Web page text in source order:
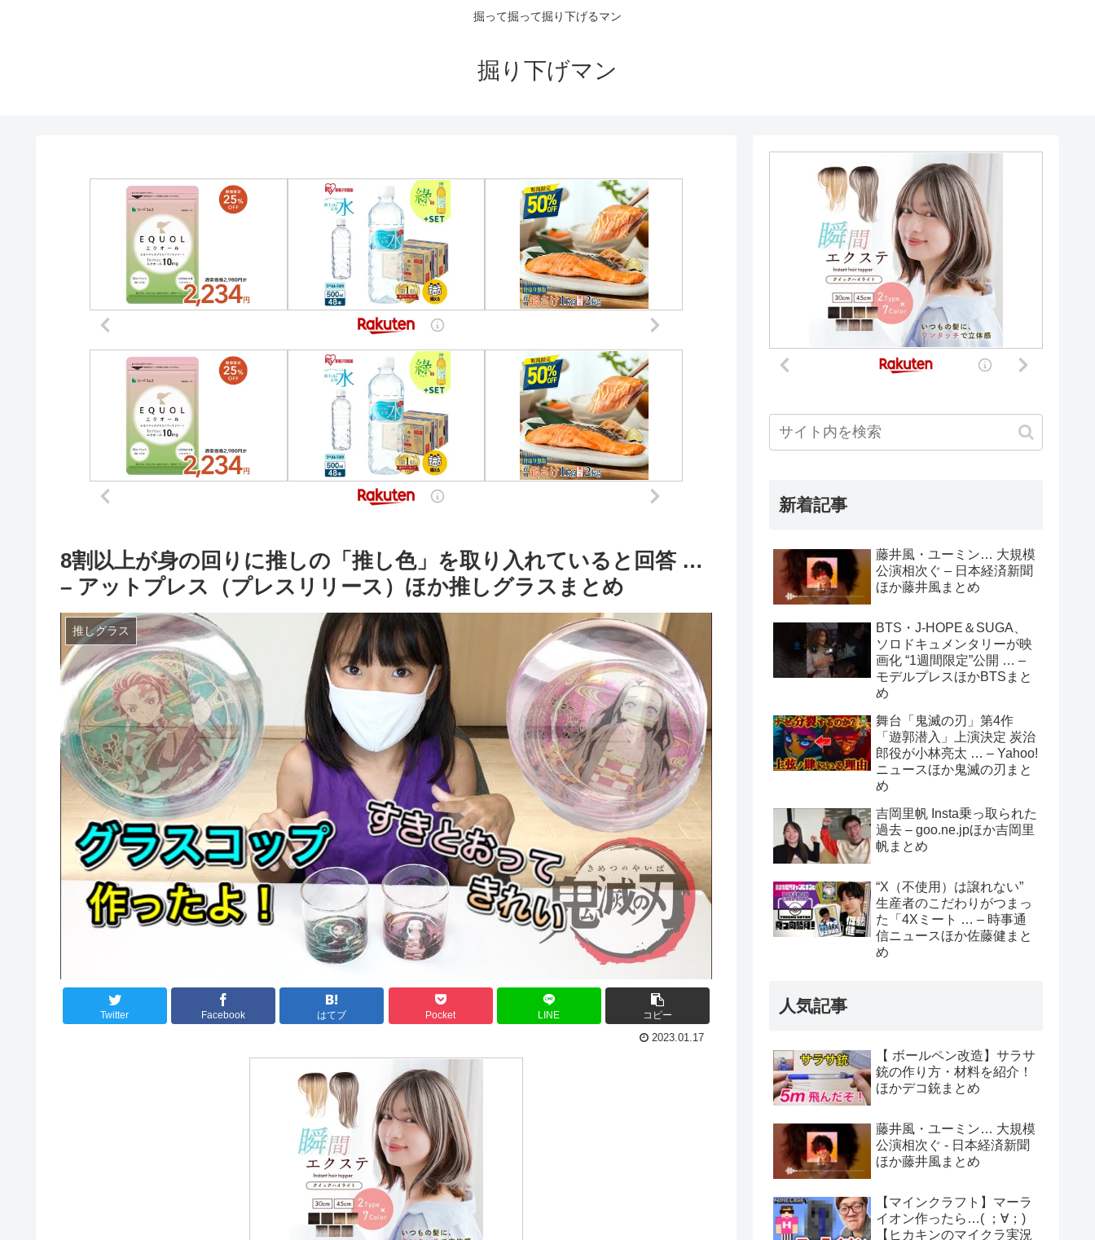
掘って掘って掘り下げるマン
掘り下げマン
8割以上が身の回りに推しの「推し色」を取り入れていると回答 …
– アットプレス（プレスリリース）ほか推しグラスまとめ
推しグラス
Twitter Facebook はてブ Pocket LINE コピー
2023.01.17
新着記事
藤井風・ユーミン… 大規模
公演相次ぐ – 日本経済新聞
ほか藤井風まとめ
BTS・J-HOPE＆SUGA、
ソロドキュメンタリーが映
画化 “1週間限定”公開 … –
モデルプレスほかBTSまと
め
舞台「鬼滅の刃」第4作
「遊郭潜入」上演決定 炭治
郎役が小林亮太 … – Yahoo!
ニュースほか鬼滅の刃まと
め
吉岡里帆 Insta乗っ取られた
過去 – goo.ne.jpほか吉岡里
帆まとめ
“X（不使用）は譲れない”
生産者のこだわりがつまっ
た「4Xミート … – 時事通
信ニュースほか佐藤健まと
め
人気記事
【 ボールペン改造】サラサ
銃の作り方・材料を紹介！
ほかデコ銃まとめ
藤井風・ユーミン… 大規模
公演相次ぐ - 日本経済新聞
ほか藤井風まとめ
【マインクラフト】マーラ
イオン作ったら…( ；∀；)
【ヒカキンのマイクラ実況